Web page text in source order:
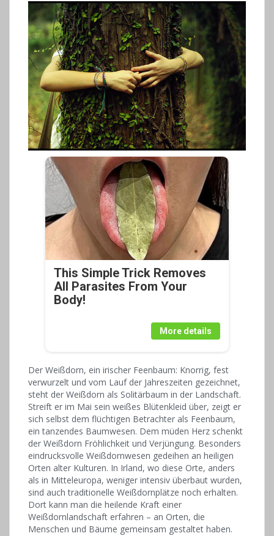
This Simple Trick Removes
All Parasites From Your
Body!
More details
Der Weißdorn, ein irischer Feenbaum: Knorrig, fest
verwurzelt und vom Lauf der Jahreszeiten ­gezeichnet,
steht der Weißdorn als Solitärbaum in der Landschaft.
Streift er im Mai sein weißes Blütenkleid über, zeigt er
sich selbst dem flüchtigen Betrachter als Feenbaum,
ein ­tanzendes Baumwesen. Dem müden Herz schenkt
der Weißdorn Fröhlichkeit und Verjüngung. Besonders
eindrucksvolle Weißdornwesen gedeihen an heiligen
Orten alter Kulturen. In ­Irland, wo diese Orte, anders
als in Mitteleuropa, weniger ­intensiv überbaut wurden,
sind auch traditionelle Weißdornplätze noch erhalten.
Dort kann man die heilende Kraft einer
Weißdornlandschaft erfahren – an Orten, die
Menschen und Bäume gemeinsam gestaltet haben.